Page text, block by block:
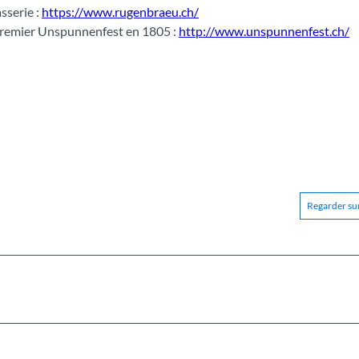
: https://www.rugenbraeu.ch/
Unspunnenfest en 1805 : http://www.unspunnenfest.ch/
Regarder